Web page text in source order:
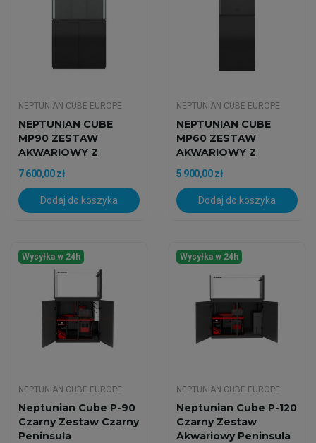
NEPTUNIAN CUBE EUROPE
NEPTUNIAN CUBE
MP90 ZESTAW
AKWARIOWY Z
CZARNĄ SZAFKĄ
7 600,00 zł
Dodaj do koszyka
NEPTUNIAN CUBE EUROPE
NEPTUNIAN CUBE
MP60 ZESTAW
AKWARIOWY Z
CZARNĄ SZAFKĄ
5 900,00 zł
Dodaj do koszyka
Wysyłka w 24h
NEPTUNIAN CUBE EUROPE
Neptunian Cube P-90
Czarny Zestaw Czarny
Peninsula
Wysyłka w 24h
NEPTUNIAN CUBE EUROPE
Neptunian Cube P-120
Czarny Zestaw
Akwariowy Peninsula